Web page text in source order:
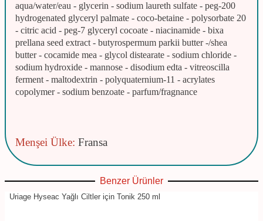
aqua/water/eau - glycerin - sodium laureth sulfate - peg-200
hydrogenated glyceryl palmate - coco-betaine - polysorbate 20
- citric acid - peg-7 glyceryl cocoate - niacinamide - bixa
prellana seed extract - butyrospermum parkii butter -/shea
butter - cocamide mea - glycol distearate - sodium chloride -
sodium hydroxide - mannose - disodium edta - vitreoscilla
ferment - maltodextrin - polyquaternium-11 - acrylates
copolymer - sodium benzoate - parfum/fragnance
Menşei Ülke: Fransa
Benzer Ürünler
Uriage Hyseac Yağlı Ciltler için Tonik 250 ml